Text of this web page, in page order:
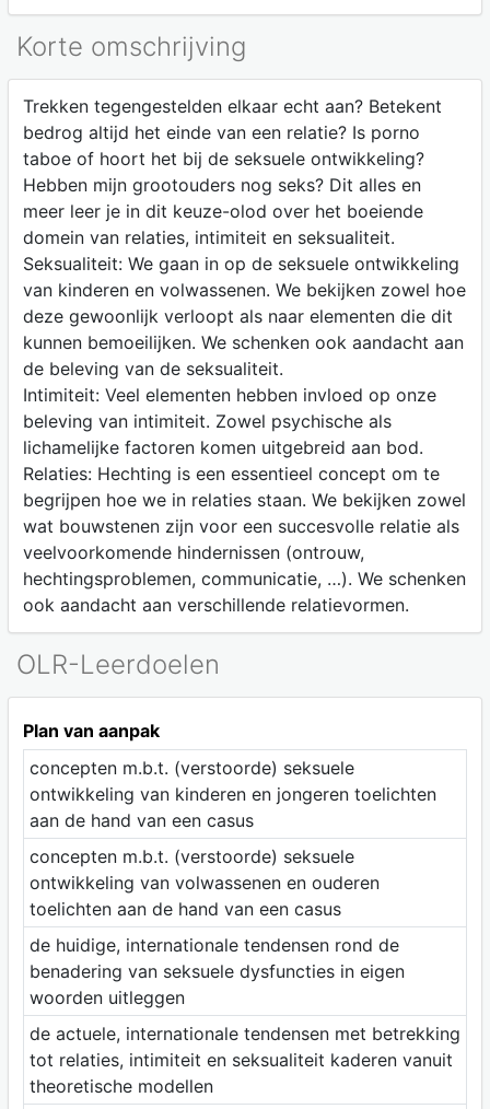
Korte omschrijving
Trekken tegengestelden elkaar echt aan? Betekent
bedrog altijd het einde van een relatie? Is porno
taboe of hoort het bij de seksuele ontwikkeling?
Hebben mijn grootouders nog seks? Dit alles en
meer leer je in dit keuze-olod over het boeiende
domein van relaties, intimiteit en seksualiteit.
Seksualiteit: We gaan in op de seksuele ontwikkeling
van kinderen en volwassenen. We bekijken zowel hoe
deze gewoonlijk verloopt als naar elementen die dit
kunnen bemoeilijken. We schenken ook aandacht aan
de beleving van de seksualiteit.
Intimiteit: Veel elementen hebben invloed op onze
beleving van intimiteit. Zowel psychische als
lichamelijke factoren komen uitgebreid aan bod.
Relaties: Hechting is een essentieel concept om te
begrijpen hoe we in relaties staan. We bekijken zowel
wat bouwstenen zijn voor een succesvolle relatie als
veelvoorkomende hindernissen (ontrouw,
hechtingsproblemen, communicatie, …). We schenken
ook aandacht aan verschillende relatievormen.
OLR-Leerdoelen
Plan van aanpak
concepten m.b.t. (verstoorde) seksuele
ontwikkeling van kinderen en jongeren toelichten
aan de hand van een casus
concepten m.b.t. (verstoorde) seksuele
ontwikkeling van volwassenen en ouderen
toelichten aan de hand van een casus
de huidige, internationale tendensen rond de
benadering van seksuele dysfuncties in eigen
woorden uitleggen
de actuele, internationale tendensen met betrekking
tot relaties, intimiteit en seksualiteit kaderen vanuit
theoretische modellen